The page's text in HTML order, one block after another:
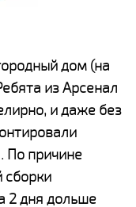
дом (на
из Арсенал
и даже без
По причине
сборки
2 дня дольше